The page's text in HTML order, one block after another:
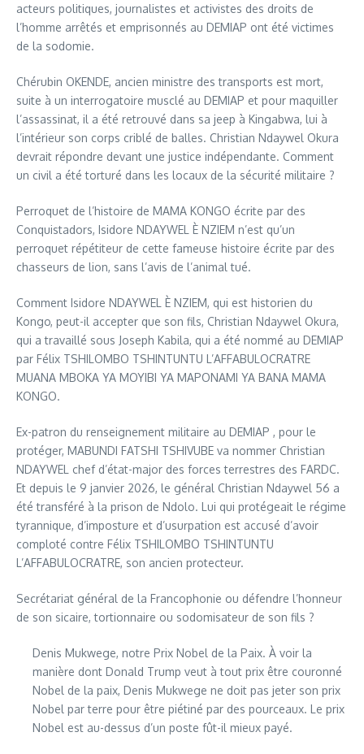
acteurs politiques, journalistes et activistes des droits de
l’homme arrêtés et emprisonnés au DEMIAP ont été victimes
de la sodomie.
Chérubin OKENDE, ancien ministre des transports est mort,
suite à un interrogatoire musclé au DEMIAP et pour maquiller
l’assassinat, il a été retrouvé dans sa jeep à Kingabwa, lui à
l’intérieur son corps criblé de balles. Christian Ndaywel Okura
devrait répondre devant une justice indépendante. Comment
un civil a été torturé dans les locaux de la sécurité militaire ?
Perroquet de l’histoire de MAMA KONGO écrite par des
Conquistadors, Isidore NDAYWEL È NZIEM n’est qu’un
perroquet répétiteur de cette fameuse histoire écrite par des
chasseurs de lion, sans l’avis de l’animal tué.
Comment Isidore NDAYWEL È NZIEM, qui est historien du
Kongo, peut-il accepter que son fils, Christian Ndaywel Okura,
qui a travaillé sous Joseph Kabila, qui a été nommé au DEMIAP
par Félix TSHILOMBO TSHINTUNTU L’AFFABULOCRATRE
MUANA MBOKA YA MOYIBI YA MAPONAMI YA BANA MAMA
KONGO.
Ex-patron du renseignement militaire au DEMIAP , pour le
protéger, MABUNDI FATSHI TSHIVUBE va nommer Christian
NDAYWEL chef d’état-major des forces terrestres des FARDC.
Et depuis le 9 janvier 2026, le général Christian Ndaywel 56 a
été transféré à la prison de Ndolo. Lui qui protégeait le régime
tyrannique, d’imposture et d’usurpation est accusé d’avoir
comploté contre Félix TSHILOMBO TSHINTUNTU
L’AFFABULOCRATRE, son ancien protecteur.
Secrétariat général de la Francophonie ou défendre l’honneur
de son sicaire, tortionnaire ou sodomisateur de son fils ?
Denis Mukwege, notre Prix Nobel de la Paix. À voir la
manière dont Donald Trump veut à tout prix être couronné
Nobel de la paix, Denis Mukwege ne doit pas jeter son prix
Nobel par terre pour être piétiné par des pourceaux. Le prix
Nobel est au-dessus d’un poste fût-il mieux payé.